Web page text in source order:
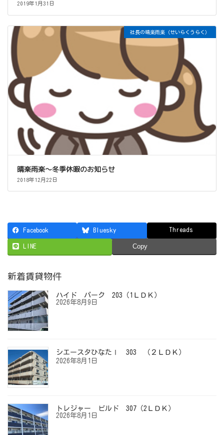
2019年1月31日
社長の晴楽雨楽（せいらくうらく）
晴楽雨楽～冬季休暇のお知らせ
2018年12月22日
Facebook Bluesky Threads
LINE Copy
新着賃貸物件
ハイド パーク 203（1ＬＤＫ）
2026年8月9日
シエースタひなたⅠ 303 （２ＬＤＫ）
2026年8月1日
トレジャー ビルド 307（2ＬＤＫ）
2026年8月1日